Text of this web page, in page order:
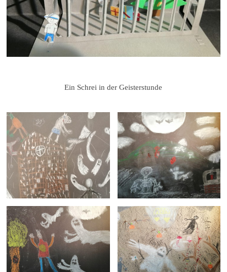
Ein Schrei in der Geisterstunde